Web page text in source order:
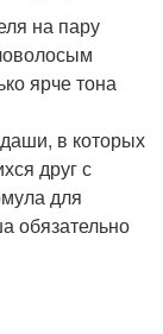
на пару
ярче тона
в которых
друг с
для
обязательно